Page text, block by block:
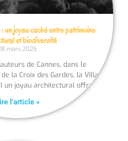
un joyau caché entre patrimoine
et biodiversité
mars 2025
de Cannes, dans le
la Croix des Gardes, la Villa
un joyau architectural offrant
l'article »